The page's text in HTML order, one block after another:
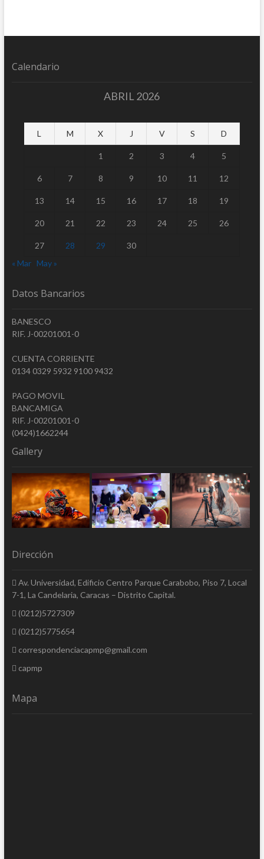
Calendario
ABRIL 2026
L M X J V S D
1 2 3 4 5
6 7 8 9 10 11 12
13 14 15 16 17 18 19
20 21 22 23 24 25 26
27 28 29
30
« Mar May »
Datos Bancarios
BANESCO
RIF. J-00201001-0
CUENTA CORRIENTE
0134 0329 5932 9100 9432
PAGO MOVIL
BANCAMIGA
RIF. J-00201001-0
(0424)1662244
Gallery
Dirección
Av. Universidad, Edificio Centro Parque Carabobo, Piso 7, Local
7-1, La Candelaria, Caracas – Distrito Capital.
(0212)5727309
(0212)5775654
correspondenciacapmp@gmail.com
capmp
Mapa